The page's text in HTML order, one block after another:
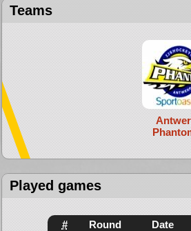
Teams
Played games
# Round Date